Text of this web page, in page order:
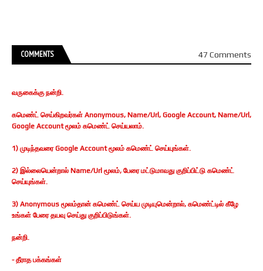
COMMENTS 47 Comments
வருகைக்கு நன்றி.
கமெண்ட் செய்கிறவர்கள் Anonymous, Name/Url, Google Account, Name/Url,
Google Account மூலம் கமெண்ட் செய்யலாம்.
1) முடிந்தவரை Google Account மூலம் கமெண்ட் செய்யுங்கள்.
2) இல்லையென்றால் Name/Url மூலம், பேரை மட்டுமாவது குறிப்பிட்டு கமெண்ட்
செய்யுங்கள்.
3) Anonymous மூலம்தான் கமெண்ட் செய்ய முடியுமென்றால், கமெண்ட்டில் கீழே
உங்கள் பேரை தயவு செய்து குறிப்பிடுங்கள்.
நன்றி.
- தீராத பக்கங்கள்